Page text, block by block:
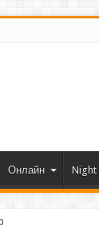
Онлайн Night
по роботика